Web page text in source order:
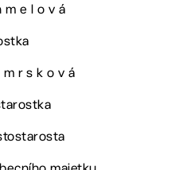
m e l o v á
m r s k o v á